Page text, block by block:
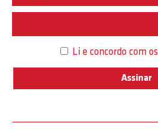
Li e concordo com os